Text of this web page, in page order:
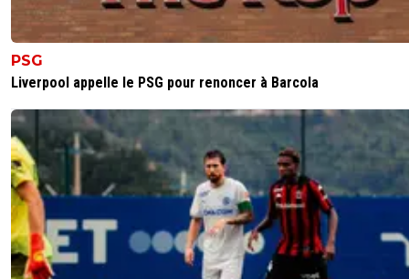
Répondre
l'equipe a beau etre critiqué sa restera "le journal" du
jaager 24 juillet 2011 à 16:32
Parce que c'est quasiment le seul journal
hebdomadaire!!!Après le reste sont des journaux
mensuel!!
Répondre
PSG
Liverpool appelle le PSG pour renoncer à Barcola